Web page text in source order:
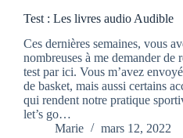
Test : Les livres audio Audible
Ces dernières semaines, vous
nombreuses à me demander de
test par ici. Vous m’avez
de basket, mais aussi certains
qui rendent notre pratique
let’s go…
Marie
mars 12, 2022